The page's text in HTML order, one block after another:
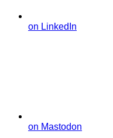
on LinkedIn
on Mastodon